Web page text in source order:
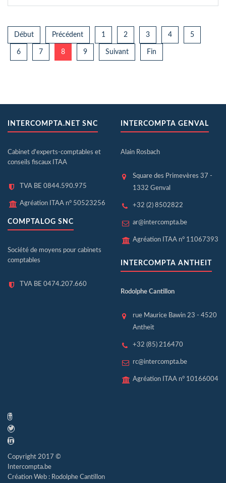
Début Précédent 1 2 3 4 5
6 7 8 9 Suivant Fin
INTERCOMPTA.NET SNC
Cabinet d'experts-comptables et
conseils fiscaux ITAA
TVA BE 0844.590.975
Agréation ITAA n° 50523256
COMPTALOG SNC
Société de moyens pour cabinets
comptables
TVA BE 0474.207.660
INTERCOMPTA GENVAL
Alain Rosbach
Square des Primevères 37 -
1332 Genval
+32 (2) 8502822
ar@intercompta.be
Agréation ITAA n° 11067393
INTERCOMPTA ANTHEIT
Rodolphe Cantillon
rue Maurice Bawin 23 - 4520
Antheit
+32 (85) 216470
rc@intercompta.be
Agréation ITAA n° 10166004
Copyright 2017 ©
Intercompta.be
Création Web : Rodolphe Cantillon